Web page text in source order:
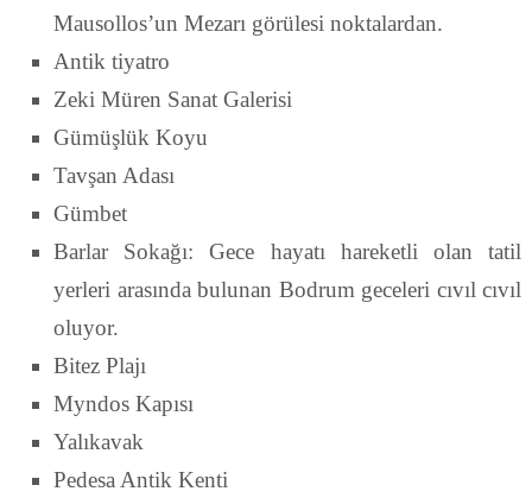
Mausollos’un Mezarı görülesi noktalardan.
Antik tiyatro
Zeki Müren Sanat Galerisi
Gümüşlük Koyu
Tavşan Adası
Gümbet
Barlar Sokağı: Gece hayatı hareketli olan tatil
yerleri arasında bulunan Bodrum geceleri cıvıl cıvıl
oluyor.
Bitez Plajı
Myndos Kapısı
Yalıkavak
Pedesa Antik Kenti